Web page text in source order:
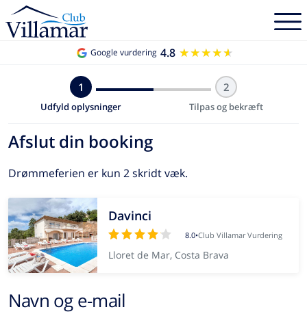
Google vurdering 4.8 ★★★★★
★★★★★
1
Udfyld oplysninger
2
Tilpas og bekræft
Afslut din booking
Drømmeferien er kun 2 skridt væk.
Davinci
8.0•Club Villamar Vurdering
Lloret de Mar, Costa Brava
Navn og e-mail